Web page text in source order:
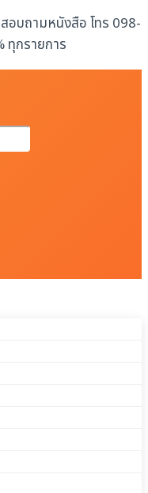
อบถามหนังสือ โทร 098-
ทุกรายการ